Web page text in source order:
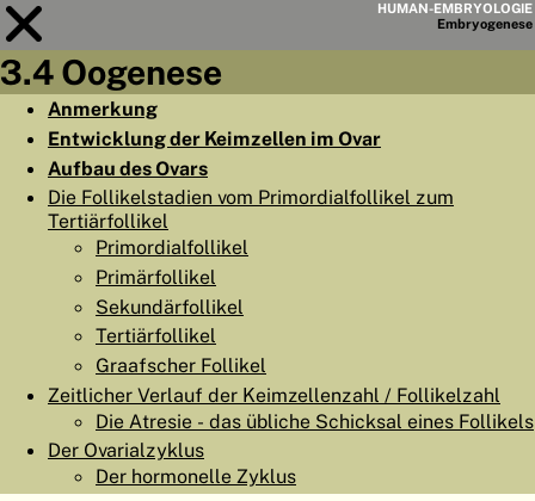
HUMAN-EMBRYOLOGIE
Embryogenese
Modul3
KAPITELLISTE
LERNZIELE
HOME
EMBRYO
3.4 Oogenese
Anmerkung
Entwicklung der Keimzellen im Ovar
Aufbau des Ovars
Die Follikelstadien vom Primordialfollikel zum
Tertiärfollikel
Primordialfollikel
Primärfollikel
Sekundärfollikel
Tertiärfollikel
Graafscher Follikel
Zeitlicher Verlauf der Keimzellenzahl / Follikelzahl
Die Atresie - das übliche Schicksal eines Follikels
Der Ovarialzyklus
Der hormonelle Zyklus